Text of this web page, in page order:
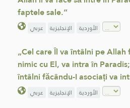
faptele sale.”
عربي الإنجليزية الأوردية
„Cel care Îl va întâlni pe
nimic cu El, va intra în
întâlni făcându-I asociați va
عربي الإنجليزية الأوردية